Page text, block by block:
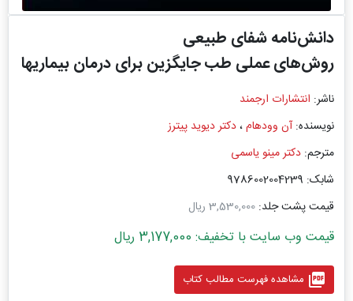
دانش‌نامه شفای طبیعی
روش‌های عملی طب جایگزین برای درمان بیماریها
ناشر: انتشارات ارجمند
نویسنده:آن وودهام،دکتر دیوید پیترز
مترجم: دکتر مینو یاسمی
شابک: 9786002004239
قیمت پشت جلد: 3,530,000 ریال
قیمت وب سایت با تخفیف: 3,177,000 ریال
picture_as_pdf مشاهده فهرست مطالب کتاب